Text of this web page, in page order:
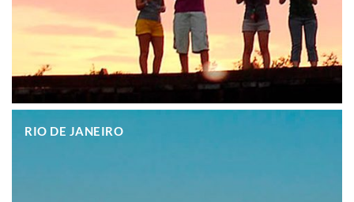
RIO DE JANEIRO